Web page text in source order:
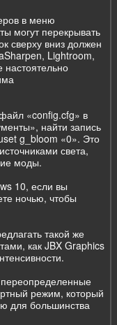
в меню
могут перекрывать
сверху вниз должен
Lightroom,
настоятельно
«config.cfg» в
найти запись
g_bloom «0». Это
света,
моды.
10, если вы
ночью, чтобы
такой же
как JBX Graphics
режим, который
для большинства